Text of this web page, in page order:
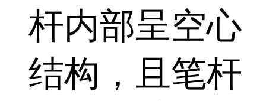
杆内部呈空心
结构，且笔杆